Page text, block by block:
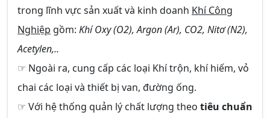
trong lĩnh vực sản xuất và kinh doanh Khí Công
Nghiệp gồm: Khí Oxy (O2), Argon (Ar), CO2, Nitơ (N2),
Acetylen,..
☞ Ngoài ra, cung cấp các loại Khí trộn, khí hiếm, vỏ
chai các loại và thiết bị van, đường ống.
☞ Với hệ thống quản lý chất lượng theo tiêu chuẩn